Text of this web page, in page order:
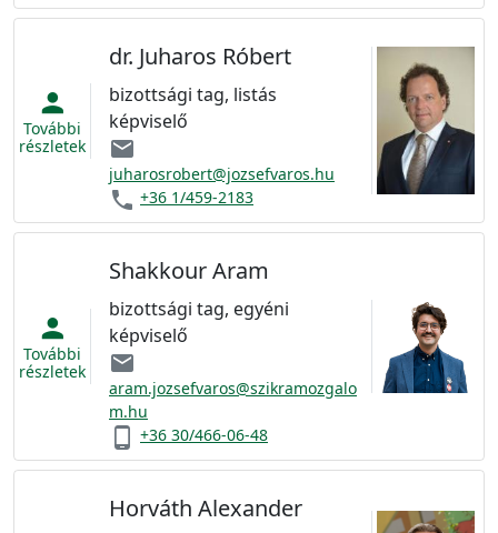
person
További
részletek
dr. Juharos Róbert
bizottsági tag, listás
képviselő
email
juharosrobert@jozsefvaros.hu
phone +36 1/459-2183
person
További
részletek
Shakkour Aram
bizottsági tag, egyéni
képviselő
email
aram.jozsefvaros@szikramozgalo
m.hu
phone_android +36 30/466-06-48
Horváth Alexander